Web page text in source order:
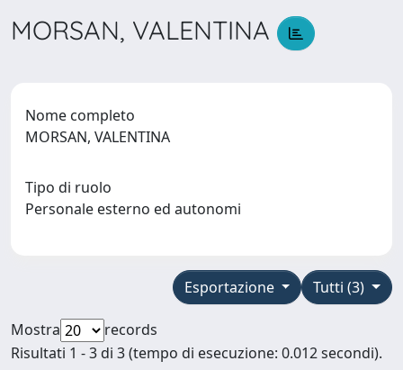
MORSAN, VALENTINA
Nome completo
MORSAN, VALENTINA
Tipo di ruolo
Personale esterno ed autonomi
Tutti (3)
Esportazione
Mostra
records
Risultati 1 - 3 di 3 (tempo di esecuzione: 0.012 secondi).